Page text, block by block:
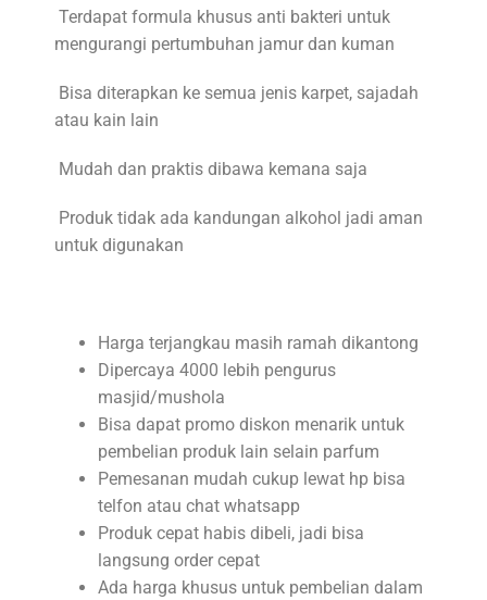
Terdapat formula khusus anti bakteri untuk
mengurangi pertumbuhan jamur dan kuman
Bisa diterapkan ke semua jenis karpet, sajadah
atau kain lain
Mudah dan praktis dibawa kemana saja
Produk tidak ada kandungan alkohol jadi aman
untuk digunakan
Harga terjangkau masih ramah dikantong
Dipercaya 4000 lebih pengurus
masjid/mushola
Bisa dapat promo diskon menarik untuk
pembelian produk lain selain parfum
Pemesanan mudah cukup lewat hp bisa
telfon atau chat whatsapp
Produk cepat habis dibeli, jadi bisa
langsung order cepat
Ada harga khusus untuk pembelian dalam